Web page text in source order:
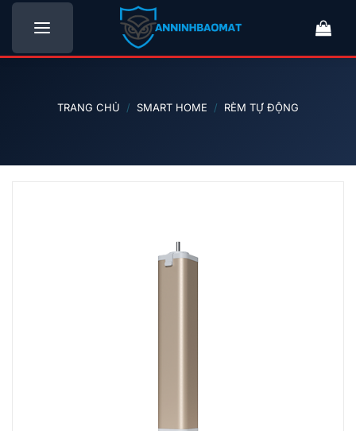
Bỏ
nội
TRANG CHỦ / SMART HOME / RÈM TỰ ĐỘNG